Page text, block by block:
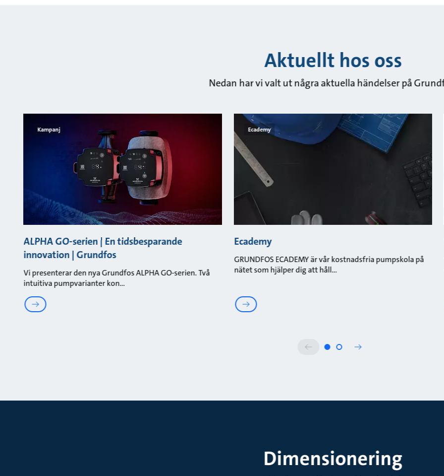
Aktuellt hos oss
Nedan har vi valt ut några aktuella händelser på
Kampanj
ALPHA GO-serien | En tidsbesparande
innovation | Grundfos
Vi presenterar den nya Grundfos ALPHA GO-serien. Två
intuitiva pumpvarianter kon
Ecademy
Ecademy
GRUNDFOS ECADEMY är vår kostnadsfria pumpskola på
nätet som hjälper dig att håll
Dimensionering